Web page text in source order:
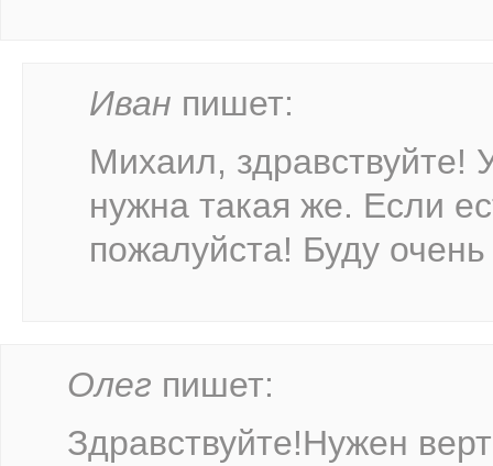
Иван пишет:
Михаил, здравствуйте!
нужна такая же. Если
пожалуйста! Буду
Олег пишет:
Здравствуйте!Нужен